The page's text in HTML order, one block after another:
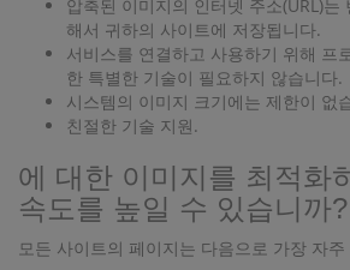
압축된 이미지의 인터넷 주소(URL)는
해서 귀하의 사이트에 저장됩니다.
서비스를 연결하고 사용하기 위해 프
한 특별한 기술이 필요하지 않습니다.
시스템의 이미지 크기에는 제한이 없
친절한 기술 지원.
에 대한 이미지를 최적화
속도를 높일 수 있습니까?
모든 사이트의 페이지는 다음으로 가장 자주